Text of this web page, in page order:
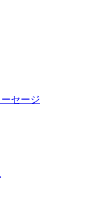
セージ